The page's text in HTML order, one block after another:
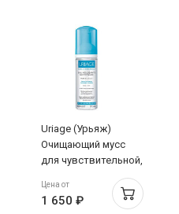
Uriage (Урьяж)
Очищающий мусс
для чувствительной,
комбинированной
кожи 150 мл
Цена от
1 650 ₽